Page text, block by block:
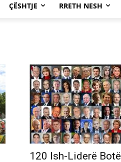
ÇËSHTJE RRETH NESH
120 Ish-Liderë